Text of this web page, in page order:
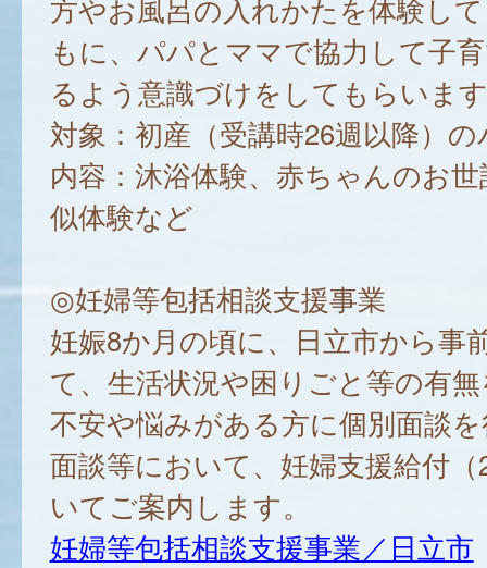
方やお風呂の入れかたを体験し
もに、パパとママで協力して子
るよう意識づけをしてもらいま
対象：初産（受講時26週以降）
内容：沐浴体験、赤ちゃんのお
似体験など
◎妊婦等包括相談支援事業
妊娠8か月の頃に、日立市から事
て、生活状況や困りごと等の有
不安や悩みがある方に個別面談
面談等において、妊婦支援給付
いてご案内します。
妊婦等包括相談支援事業／日立市